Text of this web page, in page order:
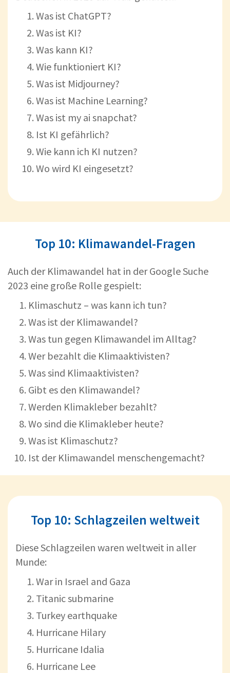
Was ist ChatGPT?
Was ist KI?
Was kann KI?
Wie funktioniert KI?
Was ist Midjourney?
Was ist Machine Learning?
Was ist my ai snapchat?
Ist KI gefährlich?
Wie kann ich KI nutzen?
Wo wird KI eingesetzt?
Top 10: Klimawandel-Fragen
Auch der Klimawandel hat in der Google Suche
2023 eine große Rolle gespielt:
Klimaschutz – was kann ich tun?
Was ist der Klimawandel?
Was tun gegen Klimawandel im Alltag?
Wer bezahlt die Klimaaktivisten?
Was sind Klimaaktivisten?
Gibt es den Klimawandel?
Werden Klimakleber bezahlt?
Wo sind die Klimakleber heute?
Was ist Klimaschutz?
Ist der Klimawandel menschengemacht?
Top 10: Schlagzeilen weltweit
Diese Schlagzeilen waren weltweit in aller
Munde:
War in Israel and Gaza
Titanic submarine
Turkey earthquake
Hurricane Hilary
Hurricane Idalia
Hurricane Lee